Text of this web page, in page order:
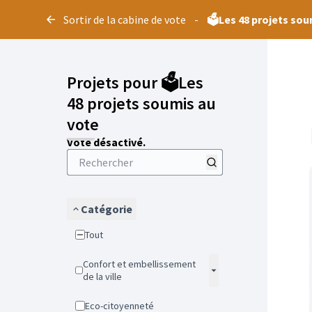
Sortir de la cabine de vote - 🗳️Les 48 projets
Projets pour 🗳️Les
48 projets soumis au
vote
Vote désactivé.
Catégorie
Tout
Confort et embellissement
de la ville
Eco-citoyenneté